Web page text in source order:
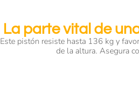
La parte vital de
Este pistón resiste hasta 136 kg y
de la altura. Asegura